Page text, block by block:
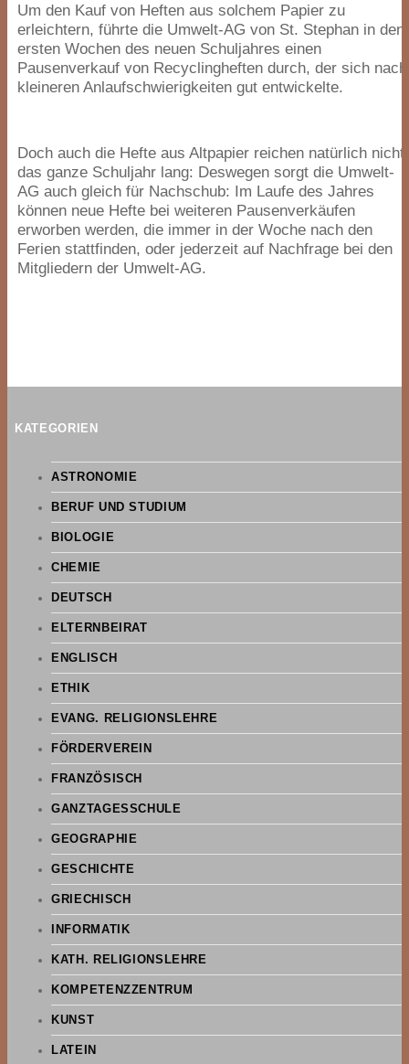
Um den Kauf von Heften aus solchem Papier zu
erleichtern, führte die Umwelt-AG von St. Stephan in den
ersten Wochen des neuen Schuljahres einen
Pausenverkauf von Recyclingheften durch, der sich nach
kleineren Anlaufschwierigkeiten gut entwickelte.
Doch auch die Hefte aus Altpapier reichen natürlich nicht
das ganze Schuljahr lang: Deswegen sorgt die Umwelt-
AG auch gleich für Nachschub: Im Laufe des Jahres
können neue Hefte bei weiteren Pausenverkäufen
erworben werden, die immer in der Woche nach den
Ferien stattfinden, oder jederzeit auf Nachfrage bei den
Mitgliedern der Umwelt-AG.
KATEGORIEN
ASTRONOMIE
BERUF UND STUDIUM
BIOLOGIE
CHEMIE
DEUTSCH
ELTERNBEIRAT
ENGLISCH
ETHIK
EVANG. RELIGIONSLEHRE
FÖRDERVEREIN
FRANZÖSISCH
GANZTAGESSCHULE
GEOGRAPHIE
GESCHICHTE
GRIECHISCH
INFORMATIK
KATH. RELIGIONSLEHRE
KOMPETENZZENTRUM
KUNST
LATEIN